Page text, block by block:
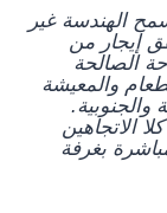
الهندسة غير
إيجار من
55 م² من المساحة الصالحة
والمعيشة
والجنوبية.
الاتجاهين
بغرفة